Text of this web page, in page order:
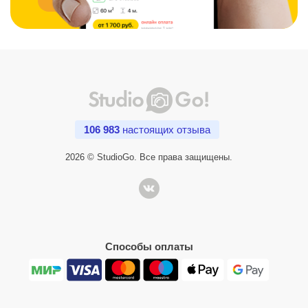
106 983 настоящих отзыва
2026 © StudioGo. Все права защищены.
Способы оплаты